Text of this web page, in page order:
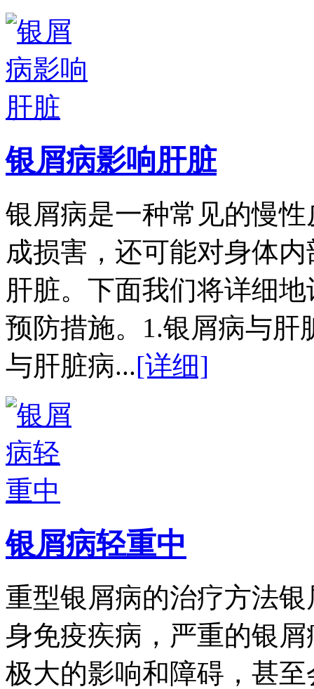
银屑病影响肝脏
银屑病是一种常见的慢
成损害，还可能对身体
肝脏。下面我们将详细
预防措施。1.银屑病与肝
与肝脏病...[详细]
银屑病轻重中
重型银屑病的治疗方法
身免疫疾病，严重的银
极大的影响和障碍，甚